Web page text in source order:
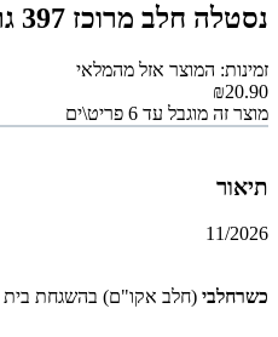
נסטלה חלב מרוכז 397 גר
זמינות: המוצר אזל מהמלאי
₪20.90
מוצר זה מוגבל עד 6 פריט\ים
תיאור
11/2026
כשרחלבי (חלב אקו"ם) בהשגחת בית